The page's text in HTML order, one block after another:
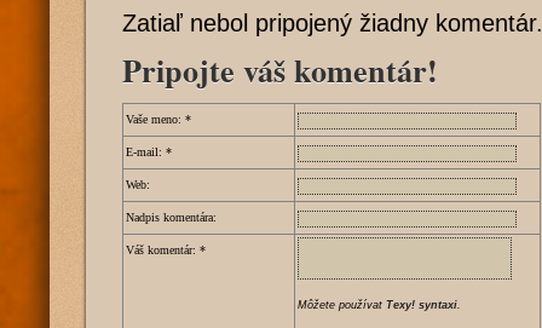
Zatiaľ nebol pripojený žiadny
Pripojte váš komentár!
Vaše meno: *
E-mail: *
Web:
Nadpis komentára:
Váš komentár: *
Môžete používat Texy! syntaxi.